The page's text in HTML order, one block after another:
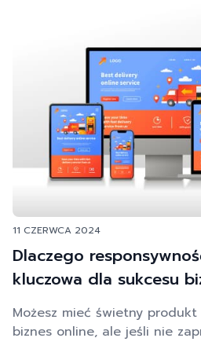
przyniosły efekt? Oto nasze
tekstu dowiesz się: Co to są
11 CZERWCA 2024
Dlaczego
kluczowa dla sukcesu
Możesz mieć świetny produkt
biznes online, ale jeśli nie